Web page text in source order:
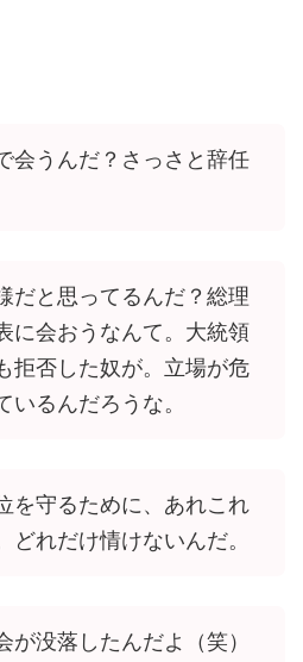
会うんだ？さっさと辞任
だと思ってるんだ？総理
に会おうなんて。大統領
拒否した奴が。立場が危
いるんだろうな。
を守るために、あれこれ
どれだけ情けないんだ。
が没落したんだよ（笑）